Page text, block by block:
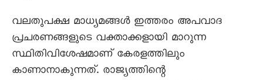
വലതുപക്ഷ മാധ്യമങ്ങള്‍ ഇത്തരം അപവാദ
പ്രചരണങ്ങളുടെ വക്താക്കളായി മാറുന്ന
സ്ഥിതിവിശേഷമാണ് കേരളത്തിലും
കാണാനാകുന്നത്. രാജ്യത്തിന്റെ